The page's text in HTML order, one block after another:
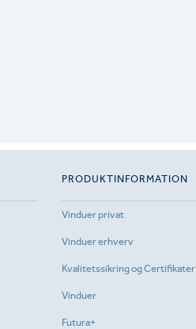
PRODUKTINFORMATION
Vinduer privat
Vinduer erhverv
Kvalitetssikring og Certifikater
Vinduer
Futura+